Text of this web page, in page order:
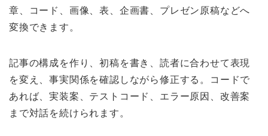
章、コード、画像、表、企画書、プレゼン原稿などへ
変換できます。
記事の構成を作り、初稿を書き、読者に合わせて表現
を変え、事実関係を確認しながら修正する。コードで
あれば、実装案、テストコード、エラー原因、改善案
まで対話を続けられます。